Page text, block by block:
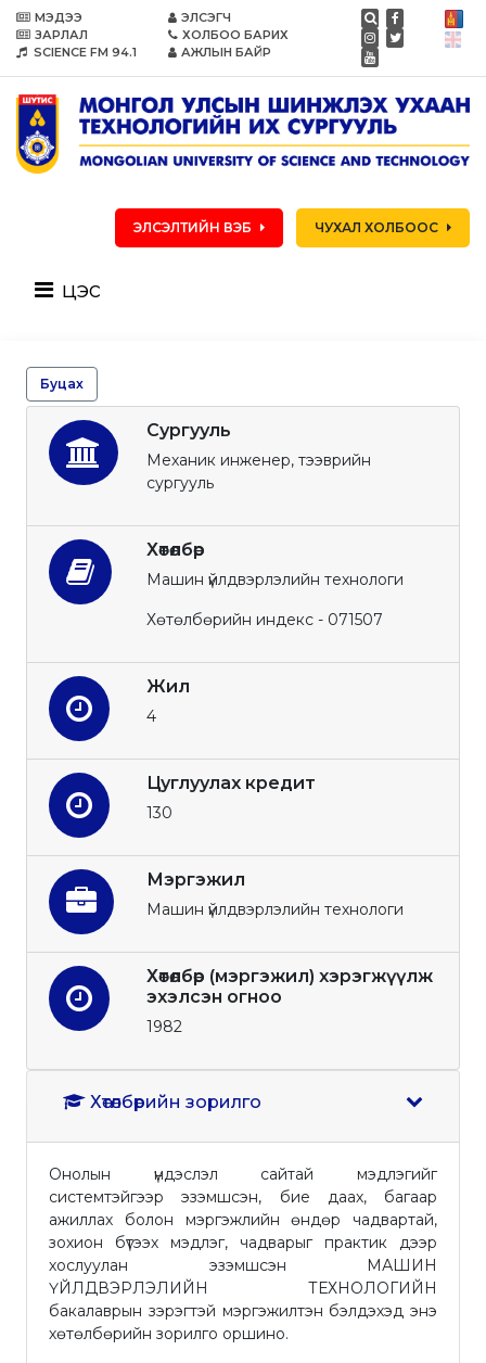
МЭДЭЭ
ЗАРЛАЛ
SCIENCE FM 94.1
ЭЛСЭГЧ
ХОЛБОО БАРИХ
АЖЛЫН БАЙР
ЭЛСЭЛТИЙН ВЭБ ЧУХАЛ ХОЛБООС
цэс
Буцах
Сургууль
Механик инженер, тээврийн
сургууль
Хөтөлбөр
Машин үйлдвэрлэлийн технологи
Хөтөлбөрийн индекс - 071507
Жил
4
Цуглуулах кредит
130
Мэргэжил
Машин үйлдвэрлэлийн технологи
Хөтөлбөр (мэргэжил) хэрэгжүүлж
эхэлсэн огноо
1982
Хөтөлбөрийн зорилго
Онолын үндэслэл сайтай мэдлэгийг
системтэйгээр эзэмшсэн, бие даах, багаар
ажиллах болон мэргэжлийн өндөр чадвартай,
зохион бүтээх мэдлэг, чадварыг практик дээр
хослуулан эзэмшсэн МАШИН
ҮЙЛДВЭРЛЭЛИЙН ТЕХНОЛОГИЙН
бакалаврын зэрэгтэй мэргэжилтэн бэлдэхэд энэ
хөтөлбөрийн зорилго оршино.